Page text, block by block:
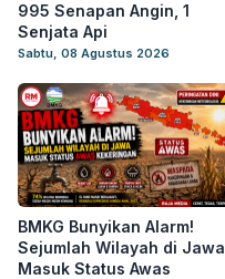
995 Senapan Angin, 1
Senjata Api
Sabtu, 08 Agustus 2026
BMKG Bunyikan Alarm!
Sejumlah Wilayah di Jawa
Masuk Status Awas